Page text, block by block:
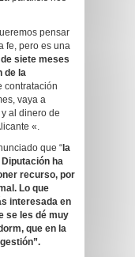
pensar
fe, pero es una
siete meses
de la
contratación
vaya a
al dinero de
«.
que “ la
ha
recurso, por
Lo que
interesada en
se les dé muy
que en la
”.